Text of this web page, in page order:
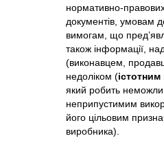
нормативно-
документів, умовам
вимогам, що
також інформації,
(виконавцем,
недоліком (істотним
який робить
неприпустимим
його цільовим
виробника).